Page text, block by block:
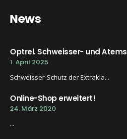
News
Optrel. Schweisser- und
1. April 2025
Schweisser-Schutz der Extrakla...
Online-Shop erweitert!
24. März 2020
...